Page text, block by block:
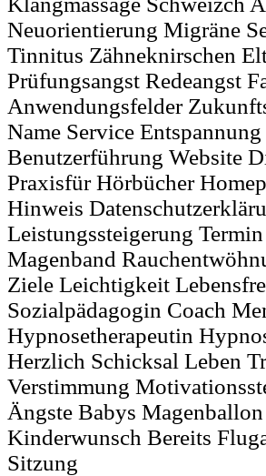
Neuorientierung Migräne
Tinnitus Zähneknirschen
Prüfungsangst Redeangst
Anwendungsfelder
Name Service
Benutzerführung Website
Praxisfür Hörbücher
Hinweis
Leistungssteigerung
Magenband
Ziele Leichtigkeit
Sozialpädagogin Coach
Hypnosetherapeutin
Herzlich Schicksal Leben
Verstimmung
Ängste Babys
Kinderwunsch Bereits
Sitzung